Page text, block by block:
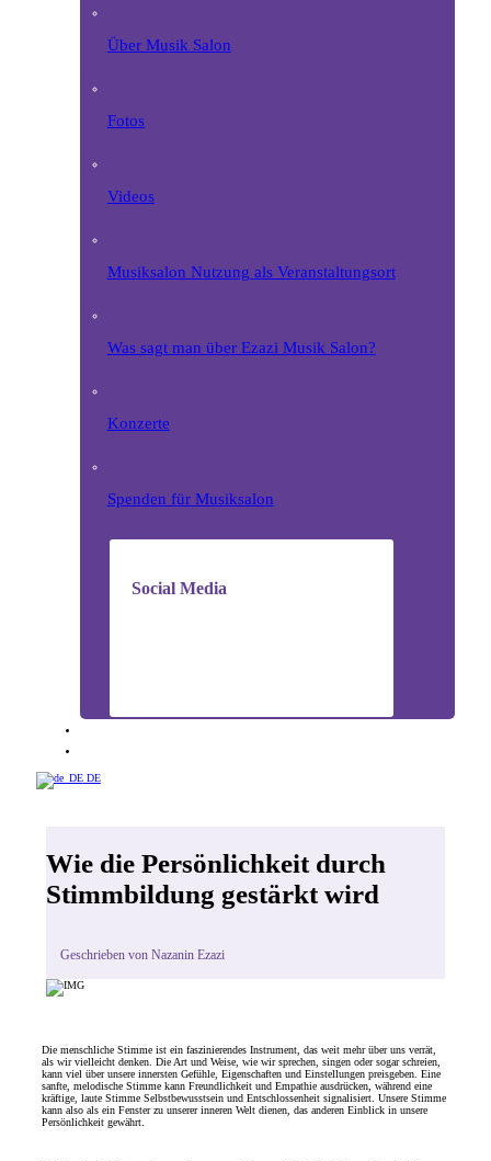
Über Musik Salon
Fotos
Videos
Musiksalon Nutzung als Veranstaltungsort
Was sagt man über Ezazi Musik Salon?
Konzerte
Spenden für Musiksalon
Social Media
DE
Wie die Persönlichkeit durch
Stimmbildung gestärkt wird
Geschrieben von Nazanin Ezazi
Die menschliche Stimme ist ein faszinierendes Instrument, das weit mehr über uns verrät,
als wir vielleicht denken. Die Art und Weise, wie wir sprechen, singen oder sogar schreien,
kann viel über unsere innersten Gefühle, Eigenschaften und Einstellungen preisgeben. Eine
sanfte, melodische Stimme kann Freundlichkeit und Empathie ausdrücken, während eine
kräftige, laute Stimme Selbstbewusstsein und Entschlossenheit signalisiert. Unsere Stimme
kann also als ein Fenster zu unserer inneren Welt dienen, das anderen Einblick in unsere
Persönlichkeit gewährt.